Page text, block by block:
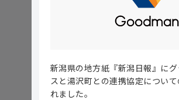
新潟県の地方紙『新潟日報』に
スと湯沢町との連携協定につい
れました。